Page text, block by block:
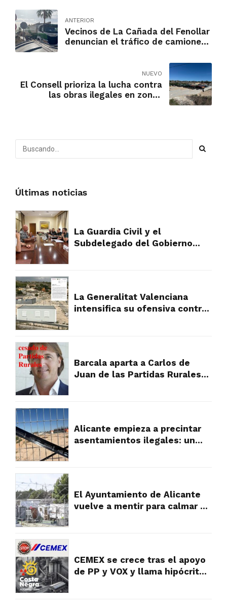
ANTERIOR
Vecinos de La Cañada del Fenollar
denuncian el tráfico de camiones
NUEVO
El Consell prioriza la lucha contra
las obras ilegales en zonas
Últimas noticias
La Guardia Civil y el
Subdelegado del Gobierno
La Generalitat Valenciana
intensifica su ofensiva contra
Barcala aparta a Carlos de
Juan de las Partidas Rurales
Alicante empieza a precintar
asentamientos ilegales: un
El Ayuntamiento de Alicante
vuelve a mentir para calmar a
CEMEX se crece tras el apoyo
de PP y VOX y llama hipócritas